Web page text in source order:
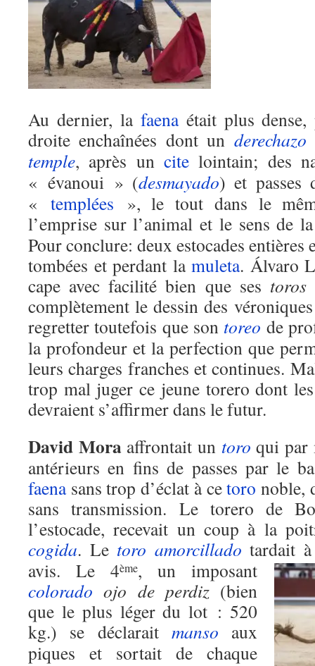
Au dernier, la faenaétait plus dense,
droite enchaînées dont un derechazo
temple, après un cite lointain; des
« évanoui » (desmayado) et passes
« templées », le tout dans le
l’emprise sur l’animal et le sens de
Pour conclure: deux estocades entières
tombées et perdant la muleta. Álvaro
cape avec facilité bien que ses toros
complètement le dessin des
regretter toutefois que son toreo de
la profondeur et la perfection que
leurs charges franches et continues.
trop mal juger ce jeune torero dont
devraient s’affirmer dans le futur.
David Moraaffrontait un toro qui par
antérieurs en fins de passes par le
faenasans trop d’éclat à cetoro noble,
sans transmission. Le torero de
l’estocade, recevait un coup à la
cogida. Le toro amorcillado tardait
avis. Le 4ème, un imposant
colorado ojo de perdiz (bien
que le plus léger du lot : 520
kg.) se déclarait manso aux
piques et sortait de chaque